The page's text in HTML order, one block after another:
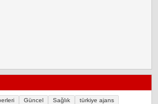
Güncel Sağlık
türkiye ajans